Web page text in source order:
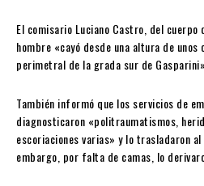
El comisario Luciano Castro, del
hombre «cayó desde una altura de
perimetral de la grada sur de
También informó que los servicios de
diagnosticaron «politraumatismos,
escoriaciones varias» y lo trasladaron
embargo, por falta de camas, lo